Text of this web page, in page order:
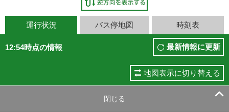
運行状況 バス停地図 時刻表
12:54時点の情報 最新情報に更新
地図表示に切り替える
閉じる 